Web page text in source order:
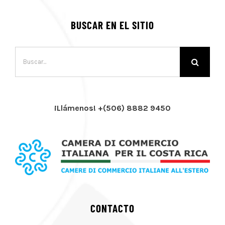
BUSCAR EN EL SITIO
¡Llámenos! +(506) 8882 9450
CONTACTO